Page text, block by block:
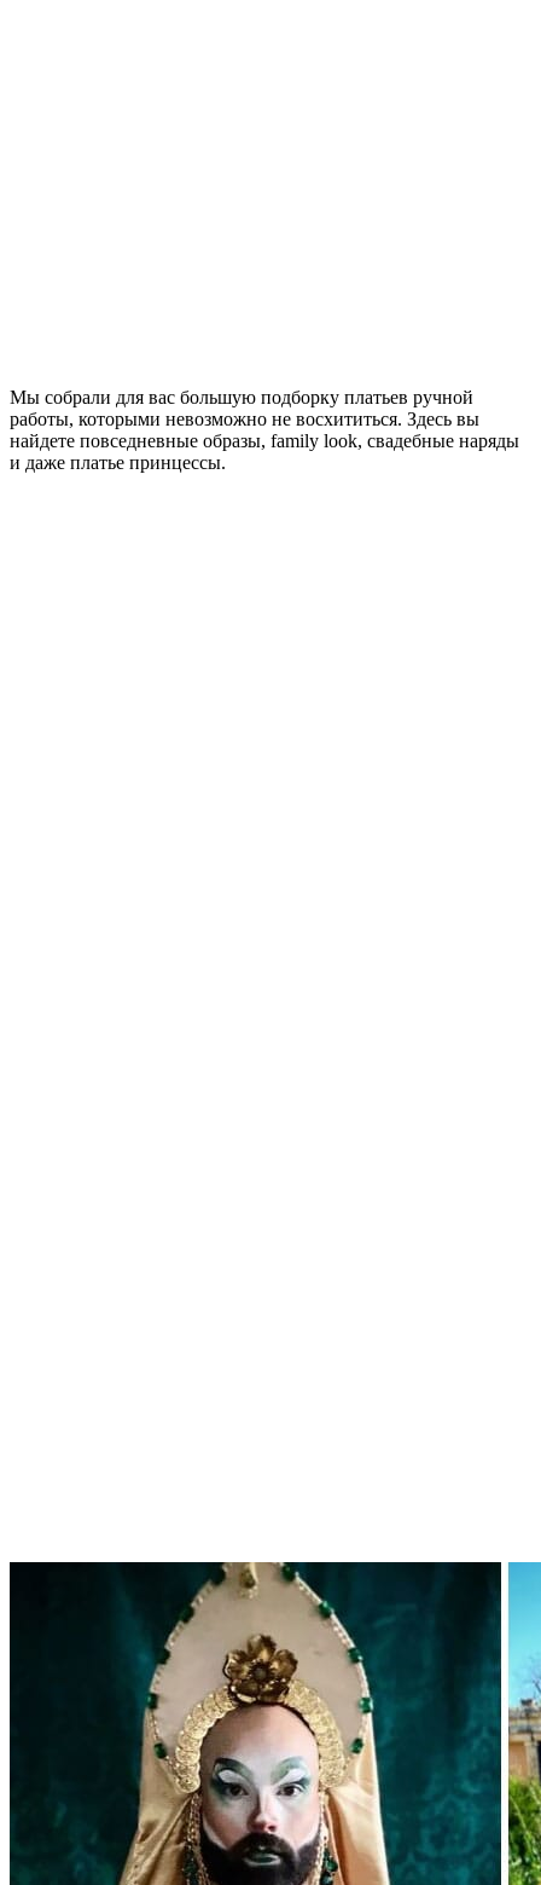
Мы собрали для вас большую подборку платьев ручной
работы, которыми невозможно не восхититься. Здесь вы
найдете повседневные образы, family look, свадебные наряды
и даже платье принцессы.